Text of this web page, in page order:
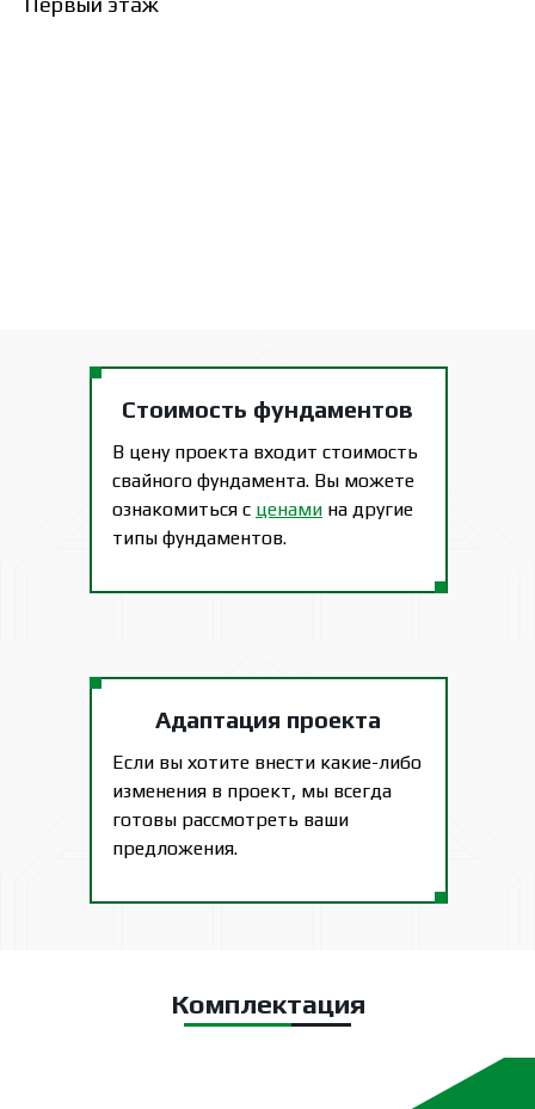
В цену проекта входит стоимость
свайного фундамента. Вы можете
ознакомиться с ценами на другие
типы фундаментов.
Стоимость фундаментов
Если вы хотите внести какие-либо
изменения в проект, мы всегда
готовы рассмотреть ваши
предложения.
Адаптация проекта
Комплектация